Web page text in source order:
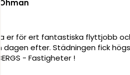
Jobbar bra och använder bra
stress.